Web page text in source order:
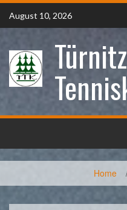
Skip
content
August 10, 2026
Home